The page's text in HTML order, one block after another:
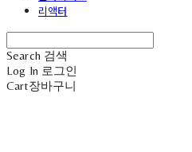
리액터
Search 검색
Log In 로그인
Cart장바구니